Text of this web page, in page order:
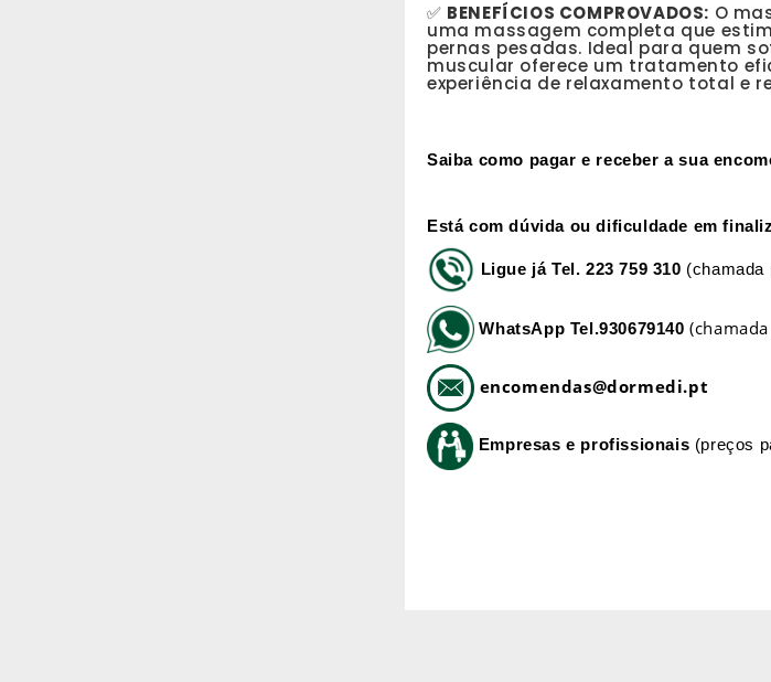
✅ BENEFÍCIOS COMPROVADOS: O
uma massagem completa que
pernas pesadas. Ideal para quem
muscular oferece um tratamento
experiência de relaxamento total e
Saiba como pagar e receber a sua
Está com dúvida ou dificuldade em
Ligue já Tel. 223 759 310 (chamada
WhatsApp Tel.930679140
encomendas@dormedi.pt
Empresas e profissionais (preços